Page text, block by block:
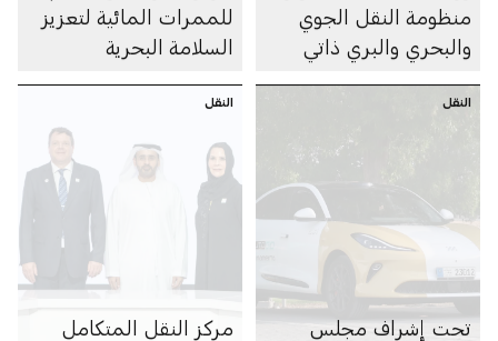
منظومة النقل الجوي
والبحري والبري ذاتي
للممرات المائية لتعزيز
السلامة البحرية
النقل
تحت إشراف مجلس
النقل
مركز النقل المتكامل